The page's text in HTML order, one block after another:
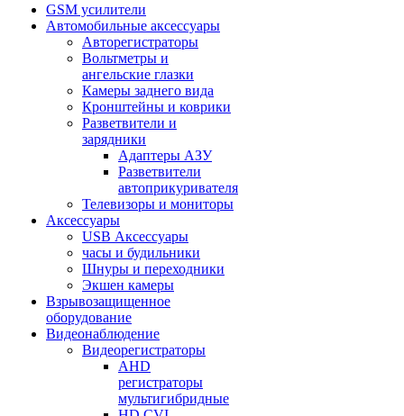
GSM усилители
Автомобильные аксессуары
Авторегистраторы
Вольтметры и
ангельские глазки
Камеры заднего вида
Кронштейны и коврики
Разветвители и
зарядники
Адаптеры АЗУ
Разветвители
автоприкуривателя
Телевизоры и мониторы
Аксессуары
USB Аксессуары
часы и будильники
Шнуры и переходники
Экшен камеры
Взрывозащищенное
оборудование
Видеонаблюдение
Видеорегистраторы
AHD
регистраторы
мультигибридные